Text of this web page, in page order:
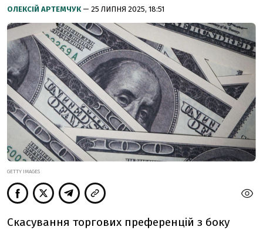
ОЛЕКСІЙ АРТЕМЧУК — 25 ЛИПНЯ 2025, 18:51
GETTY IMAGES
Скасування торгових преференцій з боку